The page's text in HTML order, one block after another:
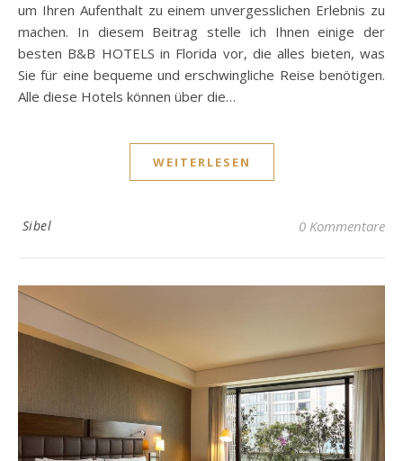
um Ihren Aufenthalt zu einem unvergesslichen Erlebnis zu
machen. In diesem Beitrag stelle ich Ihnen einige der
besten B&B HOTELS in Florida vor, die alles bieten, was
Sie für eine bequeme und erschwingliche Reise benötigen.
Alle diese Hotels können über die…
WEITERLESEN
Sibel 0 Kommentare